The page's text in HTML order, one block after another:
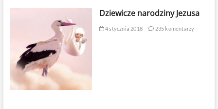
Dziewicze narodziny Jezusa
4 stycznia 2018 235 komentarzy